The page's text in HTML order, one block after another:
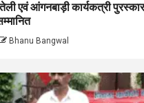
एवं आंगनबाड़ी कार्यकत्री
Bhanu Bangwal